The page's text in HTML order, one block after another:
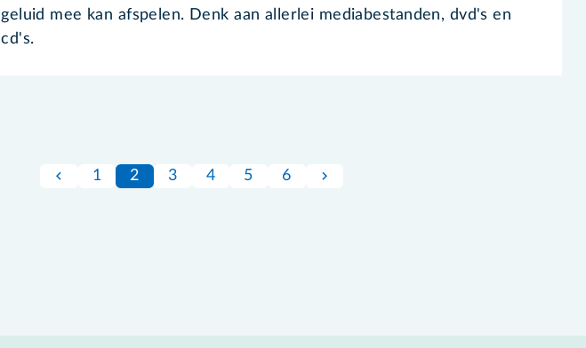
geluid mee kan afspelen. Denk aan allerlei mediabestanden, dvd's en
cd's.
1 2 3 4 5 6